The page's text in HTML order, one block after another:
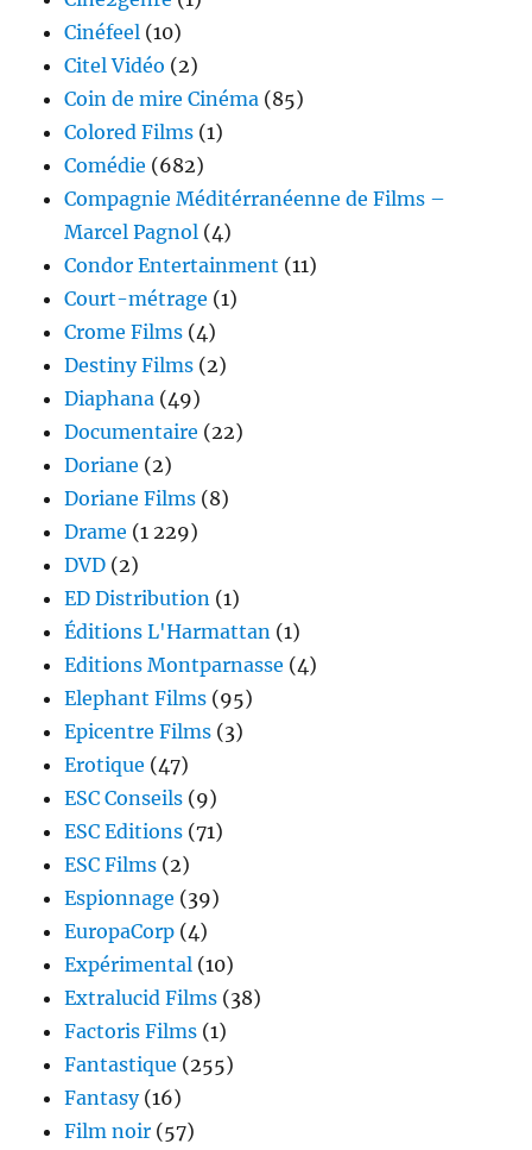
Cinéfeel (10)
Citel Vidéo (2)
Coin de mire Cinéma (85)
Colored Films (1)
Comédie (682)
Compagnie Méditérranéenne de Films –
Marcel Pagnol (4)
Condor Entertainment (11)
Court-métrage (1)
Crome Films (4)
Destiny Films (2)
Diaphana (49)
Documentaire (22)
Doriane (2)
Doriane Films (8)
Drame (1 229)
DVD (2)
ED Distribution (1)
Éditions L'Harmattan (1)
Editions Montparnasse (4)
Elephant Films (95)
Epicentre Films (3)
Erotique (47)
ESC Conseils (9)
ESC Editions (71)
ESC Films (2)
Espionnage (39)
EuropaCorp (4)
Expérimental (10)
Extralucid Films (38)
Factoris Films (1)
Fantastique (255)
Fantasy(16)
Film noir (57)